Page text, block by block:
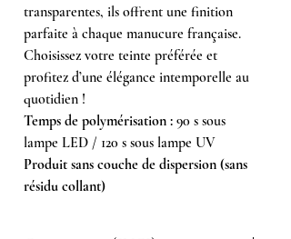
transparentes, ils offrent une finition
parfaite à chaque manucure française.
Choisissez votre teinte préférée et
profitez d’une élégance intemporelle au
quotidien !
Temps de polymérisation : 90 s sous
lampe LED / 120 s sous lampe UV
Produit sans couche de dispersion (sans
résidu collant)